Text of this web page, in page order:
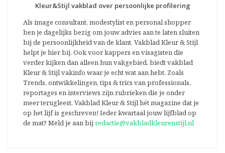
Kleur&Stijl vakblad over persoonlijke profilering
Als image consultant, modestylist en personal shopper
ben je dagelijks bezig om jouw advies aan te laten sluiten
bij de persoonlijkheid van de klant. Vakblad Kleur & Stijl
helpt je hier bij. Ook voor kappers en visagisten die
verder kijken dan alleen hun vakgebied, biedt vakblad
Kleur & Stijl vakinfo waar je echt wat aan hebt. Zoals
Trends, ontwikkelingen, tips & trics van professionals,
reportages en interviews zijn rubrieken die je onder
meer terugleest. Vakblad Kleur & Stijl hét magazine dat je
op het lijf is geschreven! Ieder kwartaal jouw lijfblad op
de mat? Meld je aan bij redactie@vakbladkleurenstijl.nl